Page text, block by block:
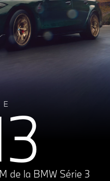
de la BMW Série 3